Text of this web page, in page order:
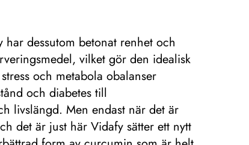
dessutom betonat renhet och
vilket gör den idealisk
och metabola obalanser
och diabetes till
livslängd. Men endast när det är
det är just här Vidafy sätter ett nytt